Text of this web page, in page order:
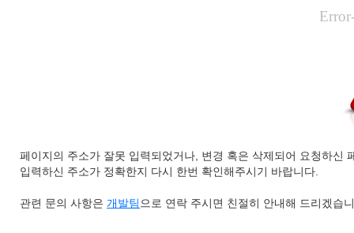
페이지의 주소가 잘못 입력되었거나, 변경 혹은 삭제되어 요청하신
입력하신 주소가 정확한지 다시 한번 확인해주시기 바랍니다.
관련 문의 사항은 개발팀 으로 연락 주시면 친절히 안내해 드리겠습